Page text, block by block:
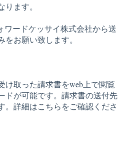
ます。
ワードケッサイ株式会社から送
お願い致します。
け取った請求書をweb上で閲覧
ドが可能です。請求書の送付先
。詳細はこちらをご確認くださ